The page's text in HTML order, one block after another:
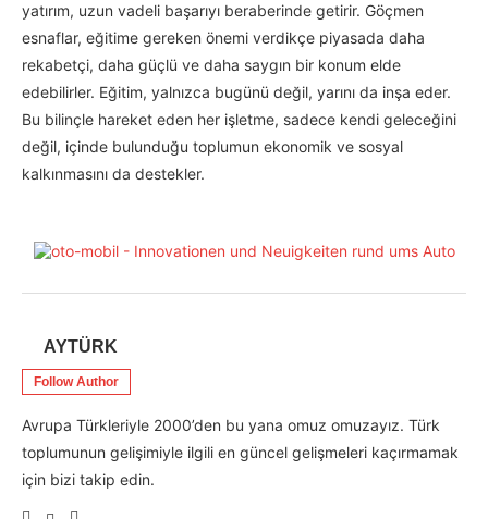
yatırım, uzun vadeli başarıyı beraberinde getirir. Göçmen
esnaflar, eğitime gereken önemi verdikçe piyasada daha
rekabetçi, daha güçlü ve daha saygın bir konum elde
edebilirler. Eğitim, yalnızca bugünü değil, yarını da inşa eder.
Bu bilinçle hareket eden her işletme, sadece kendi geleceğini
değil, içinde bulunduğu toplumun ekonomik ve sosyal
kalkınmasını da destekler.
AYTÜRK
Follow Author
Avrupa Türkleriyle 2000’den bu yana omuz omuzayız. Türk
toplumunun gelişimiyle ilgili en güncel gelişmeleri kaçırmamak
için bizi takip edin.